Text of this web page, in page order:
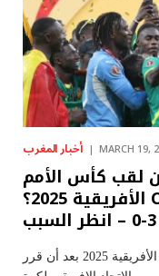
أخبار المغرب MARCH 19,
لقب كأس الأمم
الأفريقية 2025؟ CAF يمنح المغرب الفوز
تم تجريد السنغال من لقب كأس الأمم الأفريقية 2025 بعد أن قرر